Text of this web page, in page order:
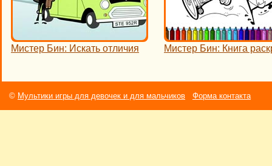
Мистер Бин: Искать отличия Мистер Бин: Книга
© Мультики игры для девочек и для мальчиков Форма контакта